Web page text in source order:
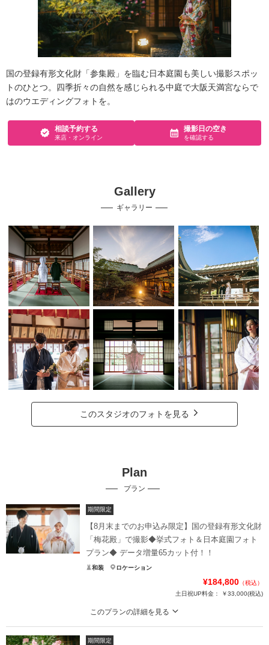
国の登録有形文化財「参集殿」を臨む日本庭園も美しい撮影スポッ
トのひとつ。四季折々の自然を感じられる中庭で大阪天満宮ならで
はのウエディングフォトを。
相談予約する
来店・オンライン
撮影日の空き
を確認する
Gallery
ギャラリー
このスタジオのフォトを見る
Plan
プラン
期間限定
【8月末までのお申込み限定】国の登録有形文化財
「梅花殿」で撮影◆挙式フォト＆日本庭園フォト
プラン◆ データ増量65カット付！！
和装 ロケーション
¥184,800 （税込）
土日祝UP料金：
￥33,000(税込)
このプランの詳細を見る
【期間限定】国の登録有形文化財「梅花殿」で撮影！挙式フォト＆日本庭園フ
ォトプラン
期間限定